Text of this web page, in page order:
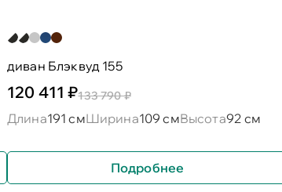
диван Блэквуд 155
120 411 ₽133 790 ₽
Длина191 смШирина109 смВысота92 см
Подробнее